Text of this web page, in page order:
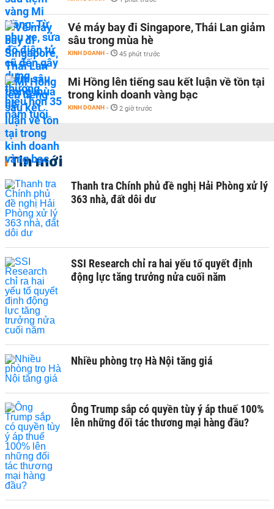
Vé máy bay đi Singapore, Thái Lan giảm
sâu trong mùa hè
KINH DOANH - 45 phút trước
Mi Hồng lên tiếng sau kết luận về tồn tại
trong kinh doanh vàng bạc
KINH DOANH - 2 giờ trước
Tin mới
Thanh tra Chính phủ đề nghị Hải Phòng xử lý
363 nhà, đất dôi dư
SSI Research chỉ ra hai yếu tố quyết định
động lực tăng trưởng nửa cuối năm
Nhiều phòng trọ Hà Nội tăng giá
Ông Trump sắp có quyền tùy ý áp thuế 100%
lên những đối tác thương mại hàng đầu?